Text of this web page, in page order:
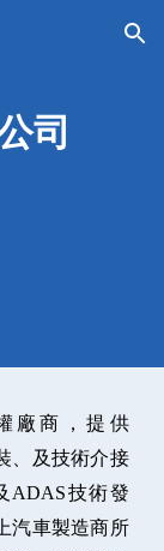
Skip to navigation
司
廠商，提供
、及技術介接
ADAS技術發
汽車製造商所